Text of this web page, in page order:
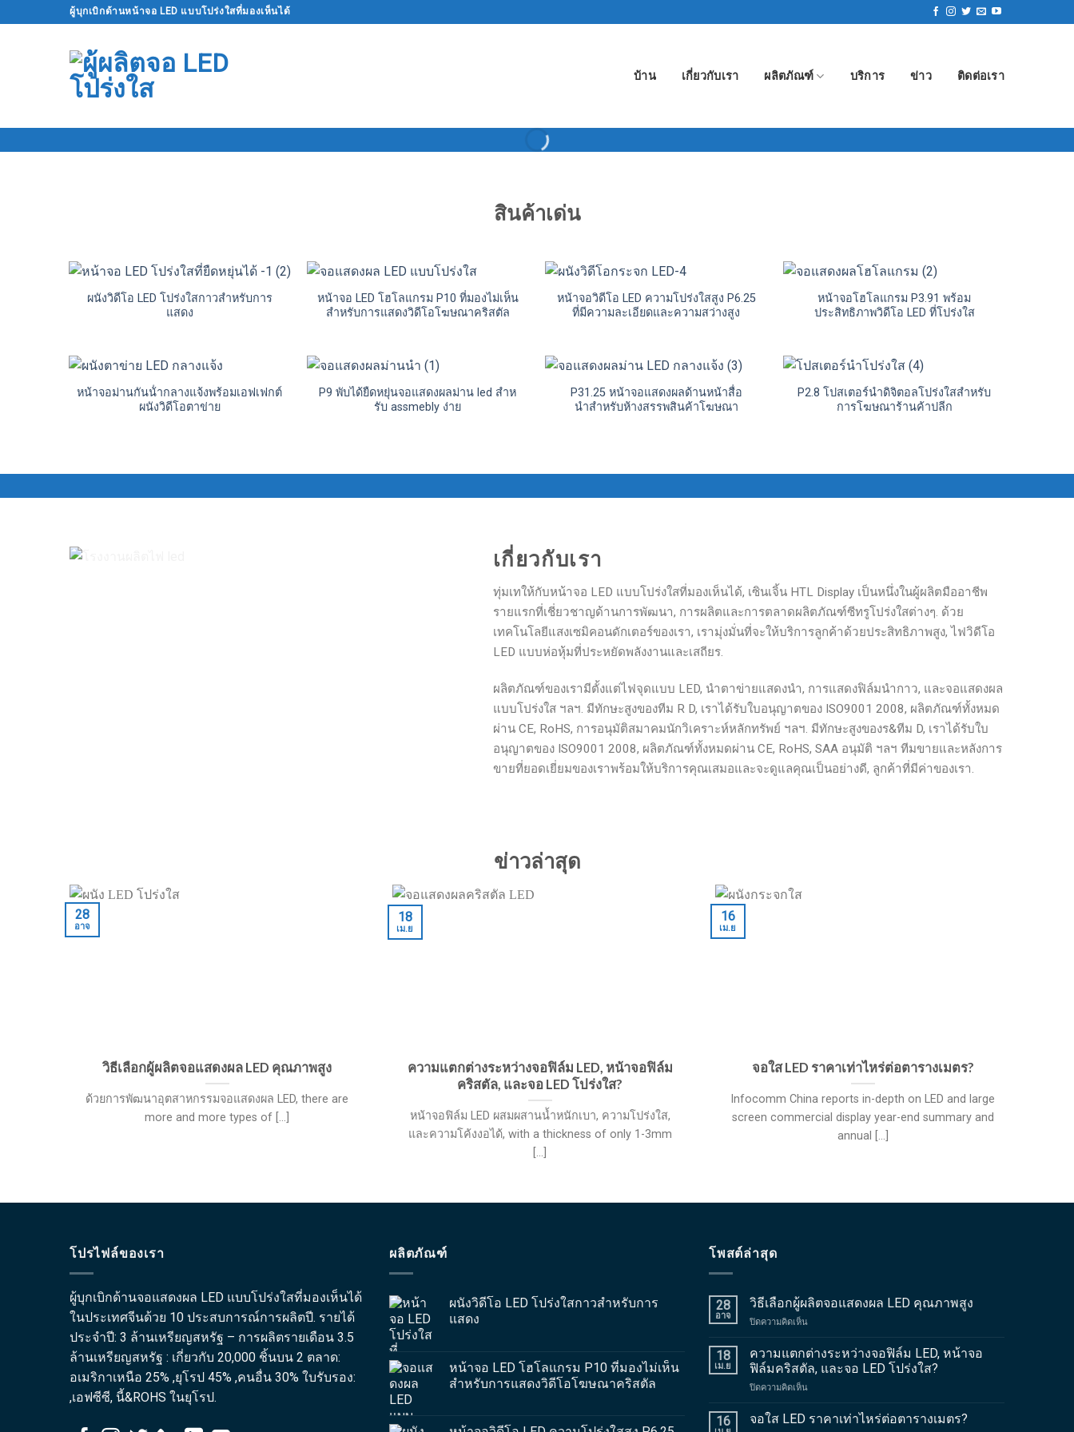
ไป
ผู้บุกเบิกด้านหน้าจอ LED แบบโปร่งใสที่มองเห็นได้
บ้าน เกี่ยวกับเรา ผลิตภัณฑ์ บริการ ข่าว ติดต่อเรา
สินค้าเด่น
ผนังวิดีโอ LED โปร่งใสกาวสำหรับการ
แสดง
หน้าจอ LED โฮโลแกรม P10 ที่มองไม่เห็น
สำหรับการแสดงวิดีโอโฆษณาคริสตัล
หน้าจอวิดีโอ LED ความโปร่งใสสูง P6.25
ที่มีความละเอียดและความสว่างสูง
หน้าจอโฮโลแกรม P3.91 พร้อม
ประสิทธิภาพวิดีโอ LED ที่โปร่งใส
หน้าจอม่านกันน้ํากลางแจ้งพร้อมเอฟเฟกต์
ผนังวิดีโอตาข่าย
P9 พับได้ยืดหยุ่นจอแสดงผลม่าน led สําห
รับ assmebly ง่าย
P31.25 หน้าจอแสดงผลด้านหน้าสื่อ
นําสําหรับห้างสรรพสินค้าโฆษณา
P2.8 โปสเตอร์นําดิจิตอลโปร่งใสสําหรับ
การโฆษณาร้านค้าปลีก
เกี่ยวกับเรา
ทุ่มเทให้กับหน้าจอ LED แบบโปร่งใสที่มองเห็นได้, เซินเจิ้น HTL Display เป็นหนึ่งในผู้ผลิตมืออาชีพ
รายแรกที่เชี่ยวชาญด้านการพัฒนา, การผลิตและการตลาดผลิตภัณฑ์ซีทรูโปร่งใสต่างๆ. ด้วย
เทคโนโลยีแสงเซมิคอนดักเตอร์ของเรา, เรามุ่งมั่นที่จะให้บริการลูกค้าด้วยประสิทธิภาพสูง, ไฟวิดีโอ
LED แบบห่อหุ้มที่ประหยัดพลังงานและเสถียร.
ผลิตภัณฑ์ของเรามีตั้งแต่ไฟจุดแบบ LED, นำตาข่ายแสดงนำ, การแสดงฟิล์มนำกาว, และจอแสดงผล
แบบโปร่งใส ฯลฯ. มีทักษะสูงของทีม R D, เราได้รับใบอนุญาตของ ISO9001 2008, ผลิตภัณฑ์ทั้งหมด
ผ่าน CE, RoHS, การอนุมัติสมาคมนักวิเคราะห์หลักทรัพย์ ฯลฯ. มีทักษะสูงของร&ทีม D, เราได้รับใบ
อนุญาตของ ISO9001 2008, ผลิตภัณฑ์ทั้งหมดผ่าน CE, RoHS, SAA อนุมัติ ฯลฯ ทีมขายและหลังการ
ขายที่ยอดเยี่ยมของเราพร้อมให้บริการคุณเสมอและจะดูแลคุณเป็นอย่างดี, ลูกค้าที่มีค่าของเรา.
ข่าวล่าสุด
วิธีเลือกผู้ผลิตจอแสดงผล LED คุณภาพสูง
ด้วยการพัฒนาอุตสาหกรรมจอแสดงผล LED,there are
more and more types of [...]
28
อาจ
ความแตกต่างระหว่างจอฟิล์ม LED, หน้าจอฟิล์ม
คริสตัล, และจอ LED โปร่งใส?
หน้าจอฟิล์ม LED ผสมผสานน้ำหนักเบา, ความโปร่งใส,
และความโค้งงอได้, with a thickness of only 1-3mm
[...]
18
เม.ย
จอใส LED ราคาเท่าไหร่ต่อตารางเมตร?
Infocomm China reports in-depth on LED and large
screen commercial display year-end summary and
annual
[...]
16
เม.ย
โปรไฟล์ของเรา
ผู้บุกเบิกด้านจอแสดงผล LED แบบโปร่งใสที่มองเห็นได้
ในประเทศจีนด้วย 10 ประสบการณ์การผลิตปี. รายได้
ประจำปี: 3 ล้านเหรียญสหรัฐ – การผลิตรายเดือน 3.5
ล้านเหรียญสหรัฐ : เกี่ยวกับ 20,000 ชิ้นบน 2 ตลาด:
อเมริกาเหนือ 25% ,ยุโรป 45% ,คนอื่น 30% ใบรับรอง:
,เอฟซีซี, นี้&ROHS ในยุโรป.
ผลิตภัณฑ์
ผนังวิดีโอ LED โปร่งใสกาวสำหรับการ
แสดง
หน้าจอ LED โฮโลแกรม P10 ที่มองไม่เห็น
สำหรับการแสดงวิดีโอโฆษณาคริสตัล
โพสต์ล่าสุด
28
อาจ
วิธีเลือกผู้ผลิตจอแสดงผล LED คุณภาพสูง
ปิดความคิดเห็นบน
เลือก
ผู้
ผลิต
จอแส
LED
18
เม.ย
ความแตกต่างระหว่างจอฟิล์ม LED, หน้าจอ
ฟิล์มคริสตัล, และจอ LED โปร่งใส?
ปิดความคิดเห็นบน
แตก
16 จอใส LED ราคาเท่าไหร่ต่อตารางเมตร?